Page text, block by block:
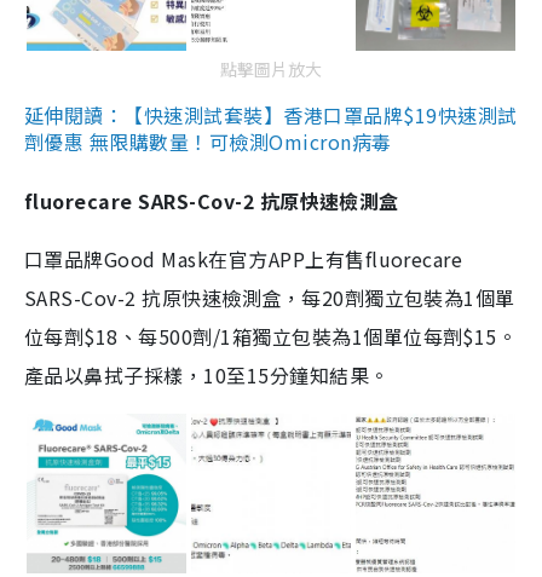
點擊圖片放大
延伸閱讀：【快速測試套裝】香港口罩品牌$19快速測試
劑優惠 無限購數量！可檢測Omicron病毒
fluorecare SARS-Cov-2 抗原快速檢測盒
口罩品牌Good Mask在官方APP上有售fluorecare
SARS-Cov-2 抗原快速檢測盒，每20劑獨立包裝為1個單
位每劑$18、每500劑/1箱獨立包裝為1個單位每劑$15。
產品以鼻拭子採樣，10至15分鐘知結果。